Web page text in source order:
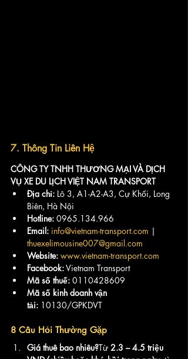
7. Thông Tin Liên Hệ
CÔNG TY TNHH THƯƠNG MẠI VÀ DỊCH
VỤ XE DU LỊCH VIỆT NAM TRANSPORT
Địa chỉ: Lô 3, A1-A2-A3, Cự Khối, Long
Biên, Hà Nội
Hotline: 0965.134.966
Email: info@vietnam-transport.com |
thuexelimousine007@gmail.com
Website: www.vietnam-transport.com
Facebook: Vietnam Transport
Mã số thuế: 0110428609
Mã số kinh doanh vận
tải: 10130/GPKDVT
8 Câu Hỏi Thường Gặp
Giá thuê bao nhiêu?Từ 2.3 – 4.5 triệu